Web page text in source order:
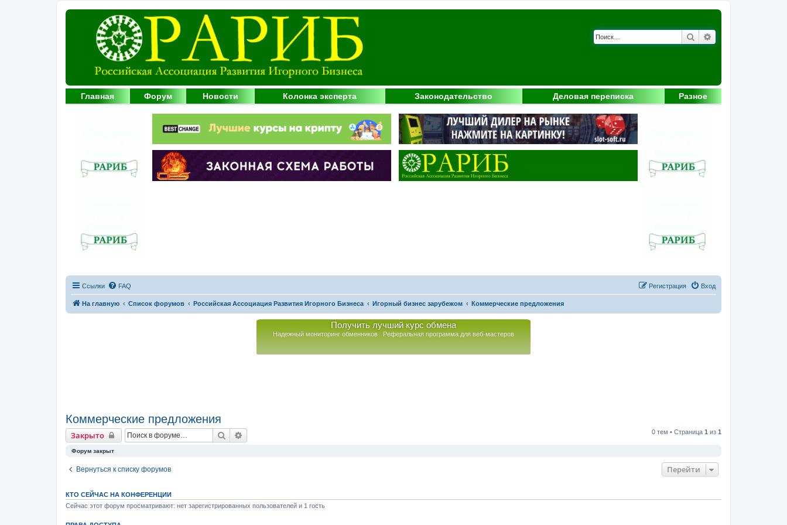
Поиск
Главная Форум Новости Колонка эксперта Законодательство Деловая переписка Разное
Ссылки FAQ Вход
Регистрация
На главную Список форумов Российская Ассоциация Развития Игорного Бизнеса Игорный бизнес зарубежом Коммерческие предложения
Получить лучший курс обмена
Надежный мониторинг обменников Реферальная программа для веб-мастеров
Коммерческие предложения
Закрыто Поиск 0 тем • Страница 1 из 1
Форум закрыт
Вернуться к списку форумов Перейти
КТО СЕЙЧАС НА КОНФЕРЕНЦИИ
Сейчас этот форум просматривают: нет зарегистрированных пользователей и 1 гость